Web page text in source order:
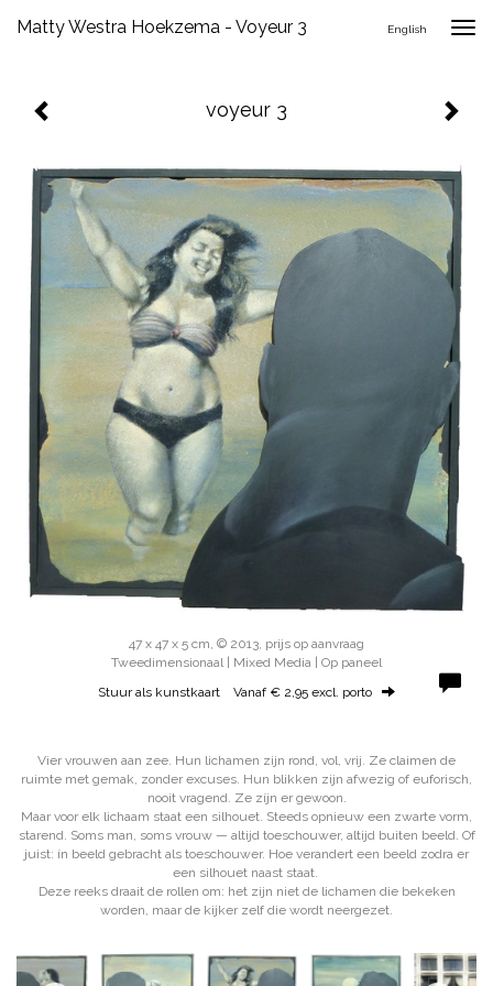
Matty Westra Hoekzema - Voyeur 3 English
voyeur 3
47 x 47 x 5 cm, © 2013, prijs op aanvraag
Tweedimensionaal | Mixed Media | Op paneel
Stuur als kunstkaart Vanaf € 2,95 excl. porto
Vier vrouwen aan zee. Hun lichamen zijn rond, vol, vrij. Ze claimen de
ruimte met gemak, zonder excuses. Hun blikken zijn afwezig of euforisch,
nooit vragend. Ze zíjn er gewoon.
Maar voor elk lichaam staat een silhouet. Steeds opnieuw een zwarte vorm,
starend. Soms man, soms vrouw — altijd toeschouwer, altijd buiten beeld. Of
juist: ín beeld gebracht als toeschouwer. Hoe verandert een beeld zodra er
een silhouet naast staat.
Deze reeks draait de rollen om: het zijn niet de lichamen die bekeken
worden, maar de kijker zelf die wordt neergezet.